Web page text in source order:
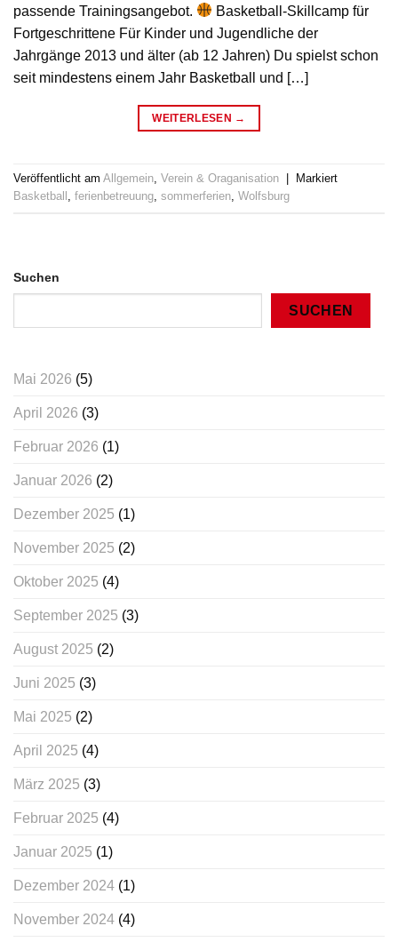
passende Trainingsangebot.
Basketball-Skillcamp für
Fortgeschrittene Für Kinder und Jugendliche der
Jahrgänge 2013 und älter (ab 12 Jahren) Du spielst schon
seit mindestens einem Jahr Basketball und […]
WEITERLESEN →
Veröffentlicht am Allgemein, Verein & Oraganisation
Markiert
Basketball , ferienbetreuung, sommerferien, Wolfsburg
Suchen
SUCHEN
Mai 2026 (5)
April 2026 (3)
Februar 2026 (1)
Januar 2026 (2)
Dezember 2025 (1)
November 2025 (2)
Oktober 2025 (4)
September 2025 (3)
August 2025 (2)
Juni 2025 (3)
Mai 2025 (2)
April 2025 (4)
März 2025 (3)
Februar 2025 (4)
Januar 2025 (1)
Dezember 2024 (1)
November 2024 (4)